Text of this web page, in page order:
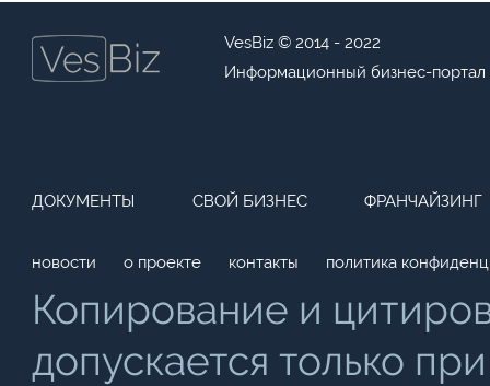
VesBiz © 2014 - 2022
Информационный бизнес-портал
ДОКУМЕНТЫ СВОЙ БИЗНЕС ФРАНЧАЙЗИНГ
новости о проекте контакты политика
Копирование и
допускается только